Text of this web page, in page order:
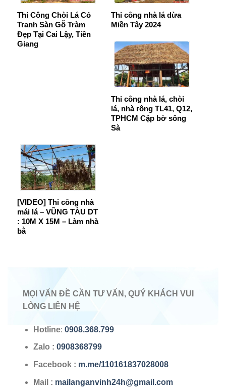
Thi Công Chòi Lá Cỏ
Tranh Sàn Gỗ Tràm
Đẹp Tại Cai Lậy, Tiền
Giang
Thi công nhà lá dừa
Miền Tây 2024
Thi công nhà lá, chòi
lá, nhà rông TL41, Q12,
TPHCM Cặp bờ sông
Sà
[VIDEO] Thi công nhà
mái lá – VŨNG TÀU DT
: 10M X 15M – Làm nhà
bằ
MỌI VẤN ĐỀ CẦN TƯ VẤN, QUÝ KHÁCH VUI
LÒNG LIÊN HỆ
Hotline: 0908.368.799
Zalo : 0908368799
Facebook : m.me/110161837028008
Mail : mailanganvinh24h@gmail.com